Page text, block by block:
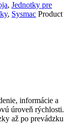
, Jednotky pre
, Sysmac Product
informácie a
úroveň rýchlosti.
až po prevádzku